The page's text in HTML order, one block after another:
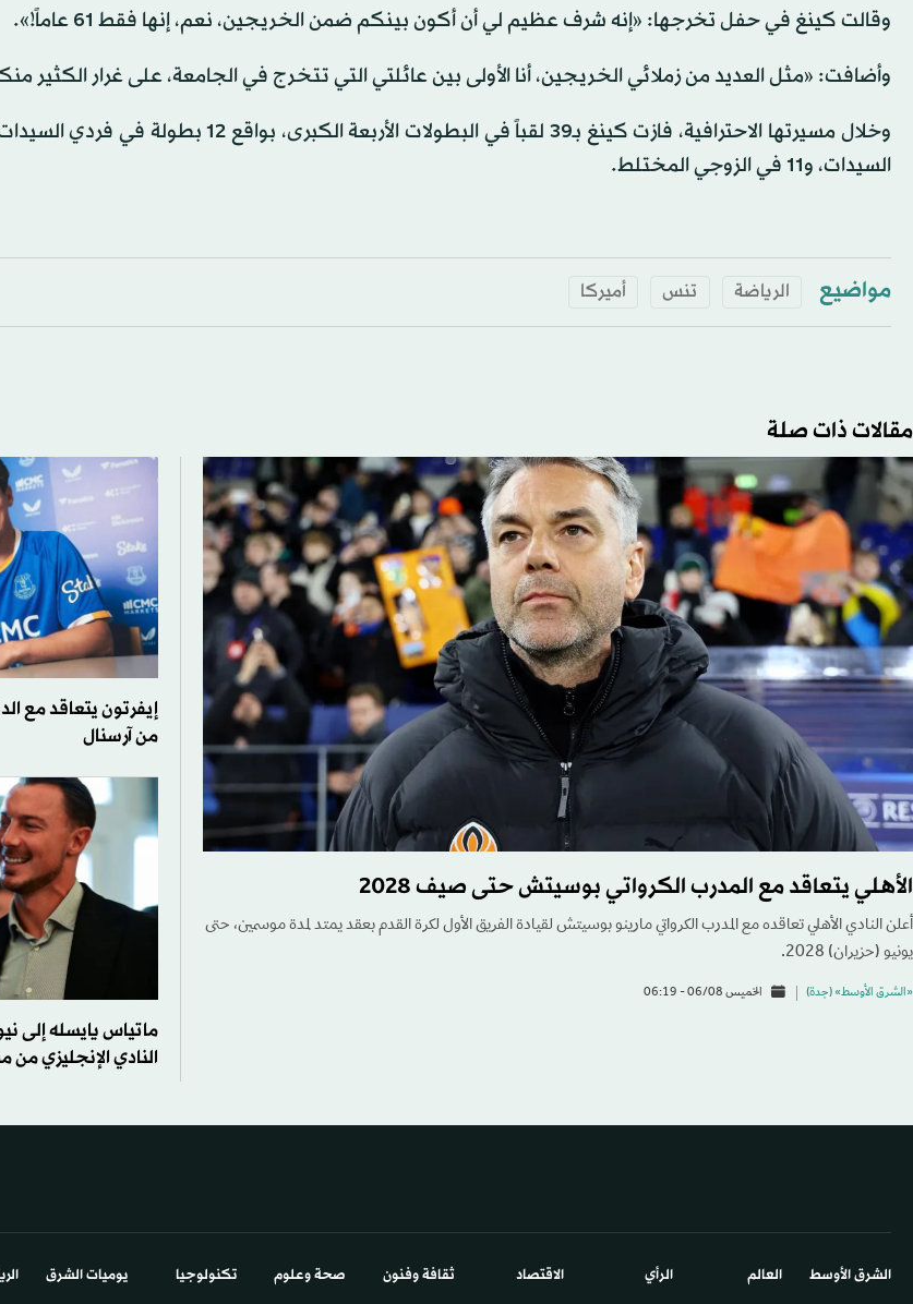
وقالت كينغ في حفل تخرجها: «إنه شرف عظيم لي أن أكون بينكم ضمن الخريجين، نعم، إنها فقط 61 عاماً!».
وأضافت: «مثل العديد من زملائي الخريجين، أنا الأولى بين عائلتي التي تتخرج في الجامعة، على غرار الكثير
السيدات، و11 في الزوجي المختلط.
مواضيع الرياضة تنس أميركا
مقالات ذات صلة
الأهلي يتعاقد مع المدرب الكرواتي بوسيتش حتى صيف 2028
أعلن النادي الأهلي تعاقده مع المدرب الكرواتي مارينو بوسيتش لقيادة الفريق الأول لكرة القدم بعقد يمتد لمدة موسمين، حتى
يونيو (حزيران) 2028.
«الشرق الأوسط» (جدة) الخميس 06/08 - 06:19
إيفرتون يتعاقد مع
من آرسنال
ماتياس يايسله إلى
النادي الإنجليزي من
الشرق الأوسط​ العالم الرأي الاقتصاد ثقافة وفنون صحة وعلوم تكنولوجيا يوميات الشرق​